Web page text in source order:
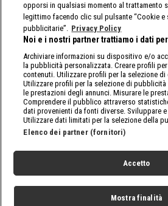
opporsi in qualsiasi momento al trattamento
legittimo facendo clic sul pulsante “Cookie e
pubblicitarie”. Privacy Policy
Noi e i nostri partner trattiamo i dati
Archiviare informazioni su dispositivo e/o
la pubblicità personalizzata. Creare profili
contenuti. Utilizzare profili per la selezione
Utilizzare profili per la selezione di
le prestazioni degli annunci. Misurare le
Comprendere il pubblico attraverso
dati provenienti da fonti diverse. Sviluppare
Utilizzare dati limitati per la selezione della
Elenco dei partner (fornitori)
Accetto
Mostra finalità